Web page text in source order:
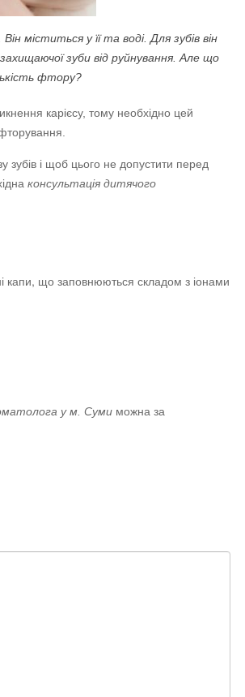
міститься у її та воді. Для зубів він
зуби від руйнування. Але що
фтору?
карієсу, тому необхідно цей
і щоб цього не допустити перед
консультація дитячого
капи, що заповнюються складом з іонами
у м. Суми можна за